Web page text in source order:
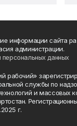
информации сайта
администрации.
данных
рабочий»
службы по
и массовых
г.